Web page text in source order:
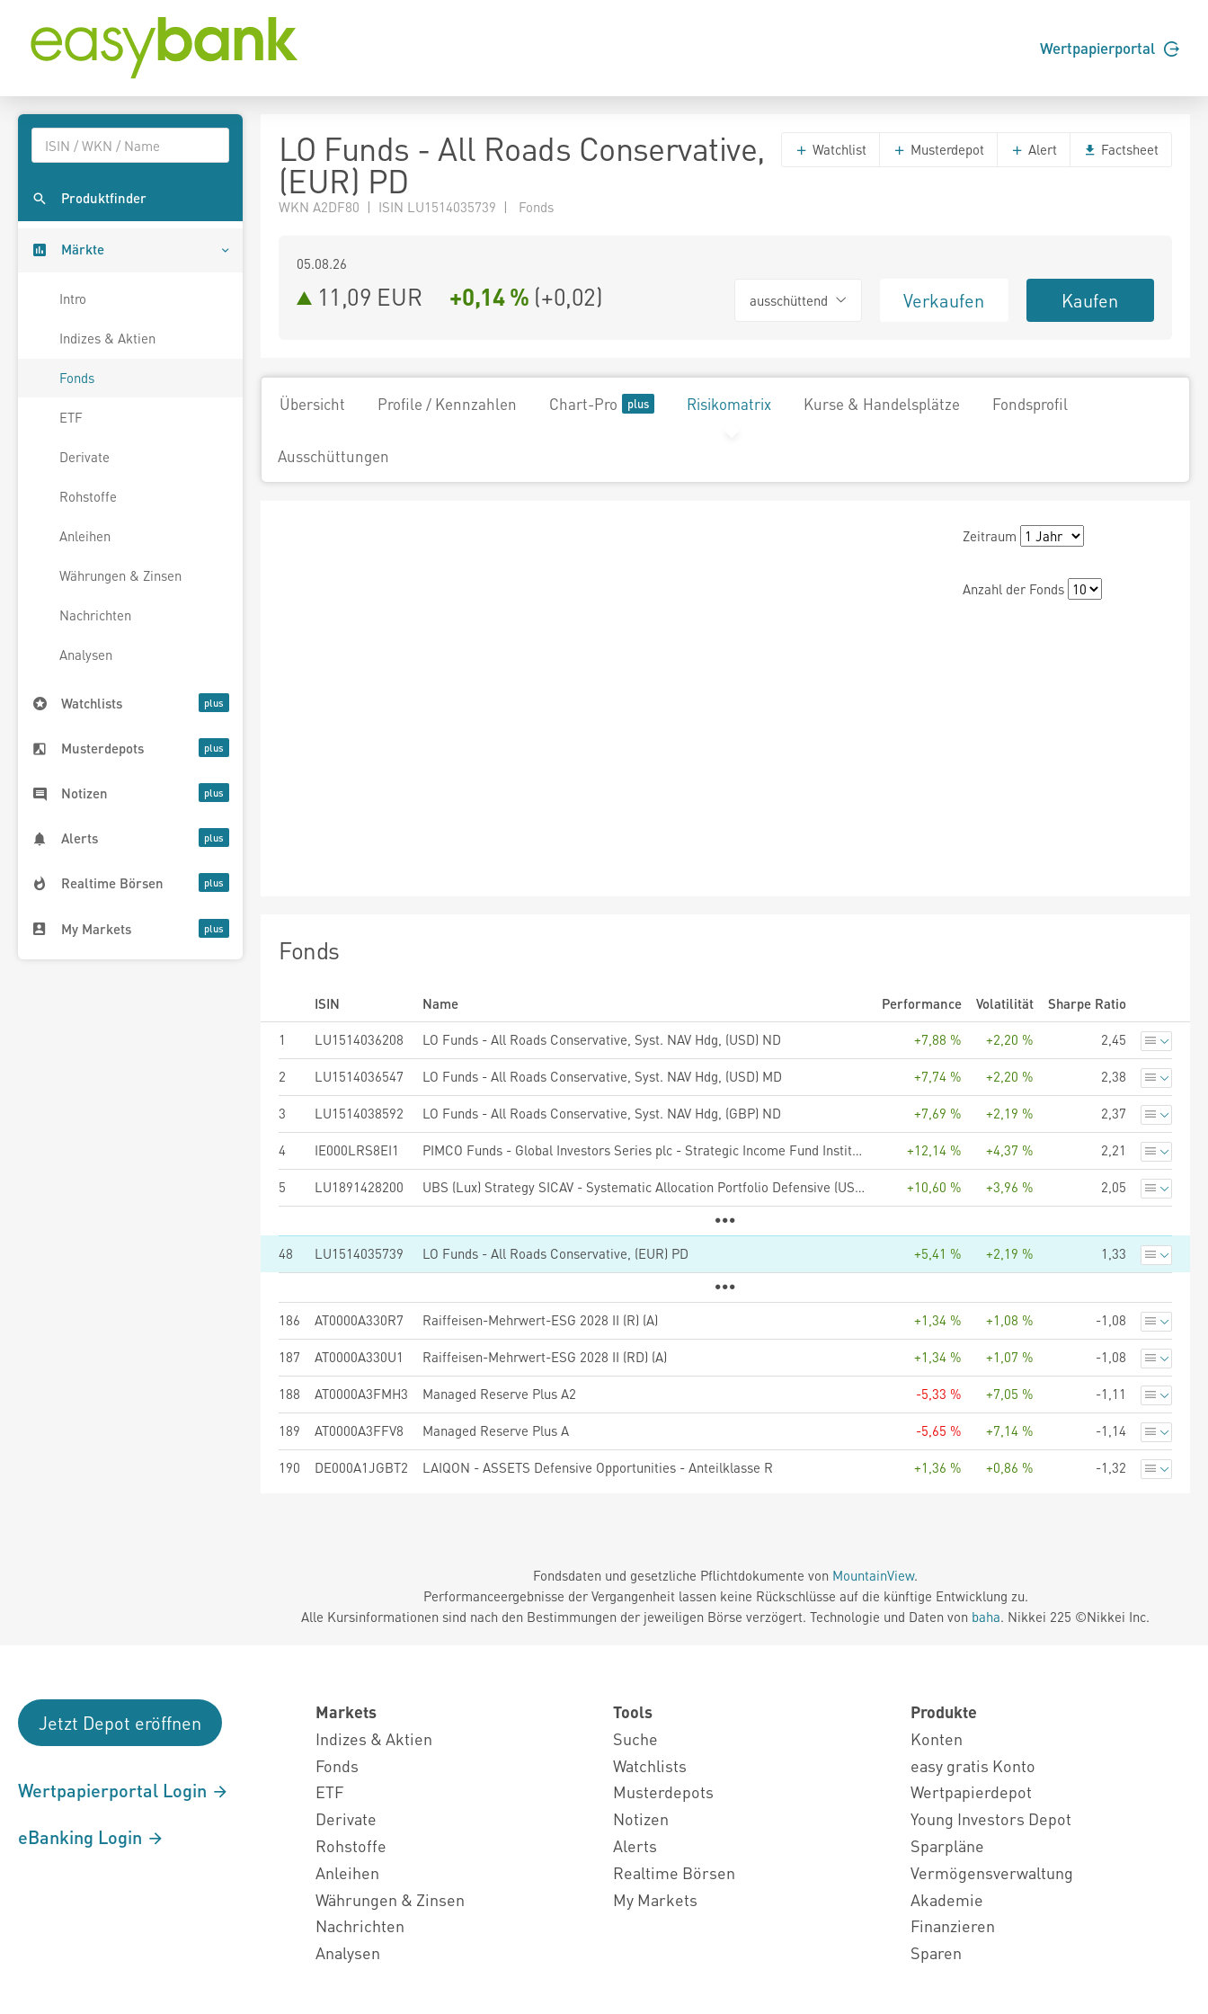
Wertpapierportal
Produktfinder
Märkte
Intro
Indizes & Aktien
Fonds
ETF
Derivate
Rohstoffe
Anleihen
Währungen & Zinsen
Nachrichten
Analysen
Watchlists
Musterdepots
Notizen
Alerts
Realtime Börsen
My Markets
LO Funds - All Roads Conservative,
(EUR) PD
WKN A2DF80 | ISIN LU1514035739 | Fonds
Watchlist Musterdepot Alert Factsheet
05.08.26
11,09 EUR +0,14 % (+0,02) ausschüttend Verkaufen Kaufen
Übersicht Profile / Kennzahlen Chart-Pro Risikomatrix Kurse & Handelsplätze Fondsprofil
Ausschüttungen
Zeitraum
Anzahl der Fonds
Fonds
ISIN Name Performance Volatilität
Sharpe Ratio
1
LU1514036208 LO Funds - All Roads Conservative, Syst. NAV Hdg, (USD) ND +7,88 % +2,20 % 2,45
2 LU1514036547 LO Funds - All Roads Conservative, Syst. NAV Hdg, (USD) MD +7,74 % +2,20 % 2,38
3 LU1514038592 LO Funds - All Roads Conservative, Syst. NAV Hdg, (GBP) ND +7,69 % +2,19 % 2,37
4 IE000LRS8EI1 PIMCO Funds - Global Investors Series plc - Strategic Income Fund Institutional GBP (Hedged) Income +12,14 % +4,37 % 2,21
5 LU1891428200 UBS (Lux) Strategy SICAV - Systematic Allocation Portfolio Defensive (USD), Anteilsklasse Q-4%-mdist, USD +10,60 % +3,96 % 2,05
48 LU1514035739 LO Funds - All Roads Conservative, (EUR) PD +5,41 % +2,19 % 1,33
186 AT0000A330R7 Raiffeisen-Mehrwert-ESG 2028 II (R) (A) +1,34 % +1,08 % -1,08
187 AT0000A330U1 Raiffeisen-Mehrwert-ESG 2028 II (RD) (A) +1,34 % +1,07 % -1,08
188 AT0000A3FMH3 Managed Reserve Plus A2 -5,33 % +7,05 % -1,11
189 AT0000A3FFV8 Managed Reserve Plus A -5,65 % +7,14 % -1,14
190 DE000A1JGBT2 LAIQON - ASSETS Defensive Opportunities - Anteilklasse R +1,36 % +0,86 % -1,32
Fondsdaten und gesetzliche Pflichtdokumente von MountainView.
Performanceergebnisse der Vergangenheit lassen keine Rückschlüsse auf die künftige Entwicklung zu.
Alle Kursinformationen sind nach den Bestimmungen der jeweiligen Börse verzögert. Technologie und Daten von baha. Nikkei 225 ©Nikkei Inc.
Jetzt Depot eröffnen
Wertpapierportal Login
eBanking Login
Markets
Indizes & Aktien
Fonds
ETF
Derivate
Rohstoffe
Anleihen
Währungen & Zinsen
Nachrichten
Analysen
Tools
Suche
Watchlists
Musterdepots
Notizen
Alerts
Realtime Börsen
My Markets
Produkte
Konten
easy gratis Konto
Wertpapierdepot
Young Investors Depot
Sparpläne
Vermögensverwaltung
Akademie
Finanzieren
Sparen